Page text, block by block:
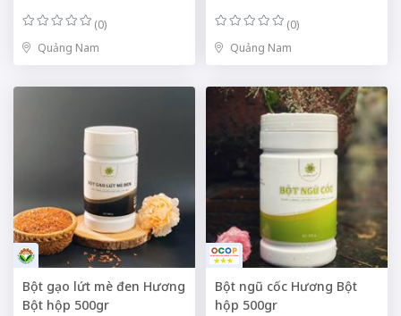
(0)
Quảng Nam
(0)
Quảng Nam
Bột gạo lứt mè đen Hương
Bột hộp 500gr
Bột ngũ cốc Hương Bột
hộp 500gr